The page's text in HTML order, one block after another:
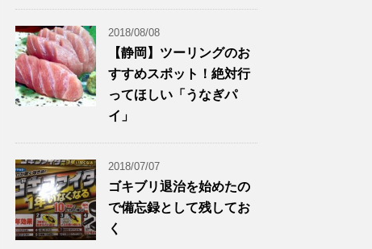
2018/08/08
【静岡】ツーリングのお
すすめスポット！絶対行
ってほしい「うなぎパ
イ」
2018/07/07
ゴキブリ退治を始めたの
で備忘録として残してお
く